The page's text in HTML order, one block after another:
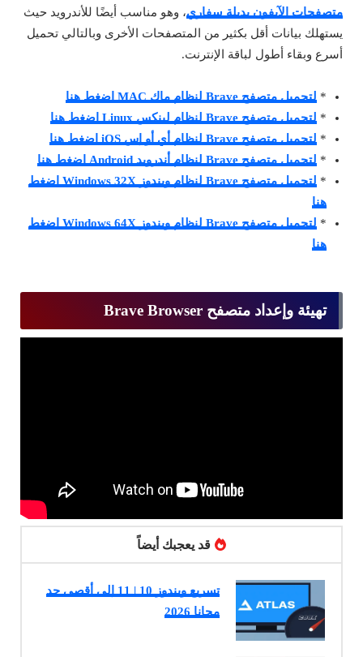
متصفحات الآيفون بديلة سفاري، وهو مناسب أيضًا للأندرويد حيث
يستهلك بيانات أقل بكثير من المتصفحات الأخرى وبالتالي تحميل
أسرع وبقاء أطول لباقة الإنترنت.
* لتحميل متصفح Brave لنظام ماك MAC اضغط هنا
* لتحميل متصفح Brave لنظام لينكس Linux اضغط هنا
* لتحميل متصفح Brave لنظام أي أو إس iOS اضغط هنا
* لتحميل متصفح Brave لنظام أندرويد Android اضغط هنا
*
لتحميل متصفح Brave لنظام ويندوز Windows 32X اضغط
هنا
*
لتحميل متصفح Brave لنظام ويندوز Windows 64X اضغط
هنا
تهيئة وإعداد متصفح Brave Browser
قد يعجبك أيضاً
تسريع ويندوز 10 | 11 إلى أقصى حد
مجانا 2026